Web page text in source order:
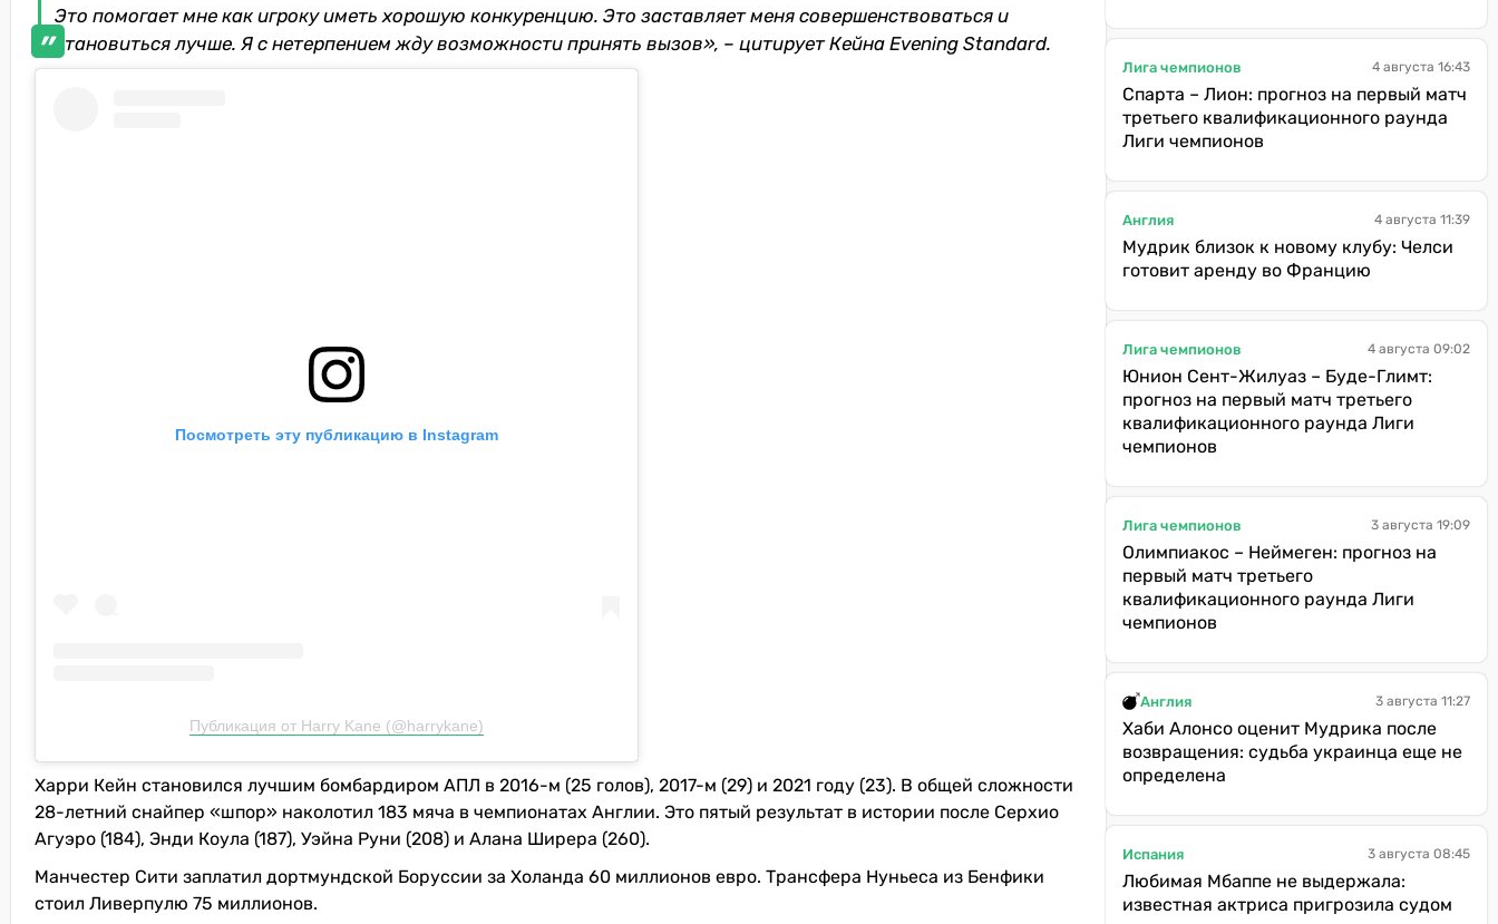
Это помогает мне как игроку иметь хорошую конкуренцию. Это заставляет меня совершенствоваться и
становиться лучше. Я с нетерпением жду возможности принять вызов», – цитирует Кейна Evening Standard.
Посмотреть эту публикацию в Instagram
Публикация от Harry Kane (@harrykane)
Харри Кейн становился лучшим бомбардиром АПЛ в 2016-м (25 голов), 2017-м (29) и 2021 году (23). В общей сложности
28-летний снайпер «шпор» наколотил 183 мяча в чемпионатах Англии. Это пятый результат в истории после Серхио
Агуэро (184), Энди Коула (187), Уэйна Руни (208) и Алана Ширера (260).
Манчестер Сити заплатил дортмундской Боруссии за Холанда 60 миллионов евро. Трансфера Нуньеса из Бенфики
стоил Ливерпулю 75 миллионов.
Лига чемпионов 4 августа 16:43
Спарта – Лион: прогноз на первый матч
третьего квалификационного раунда
Лиги чемпионов
Англия 4 августа 11:39
Мудрик близок к новому клубу: Челси
готовит аренду во Францию
Лига чемпионов 4 августа 09:02
Юнион Сент-Жилуаз – Буде-Глимт:
прогноз на первый матч третьего
квалификационного раунда Лиги
чемпионов
Лига чемпионов 3 августа 19:09
Олимпиакос – Неймеген: прогноз на
первый матч третьего
квалификационного раунда Лиги
чемпионов
Англия 3 августа 11:27
Хаби Алонсо оценит Мудрика после
возвращения: судьба украинца еще не
определена
Испания 3 августа 08:45
Любимая Мбаппе не выдержала:
известная актриса пригрозила судом